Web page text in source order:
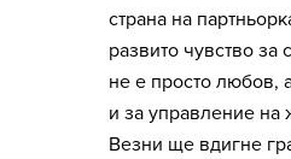
страна на
развито чувство за
не е просто любов,
и за управление на
Везни ще вдигне